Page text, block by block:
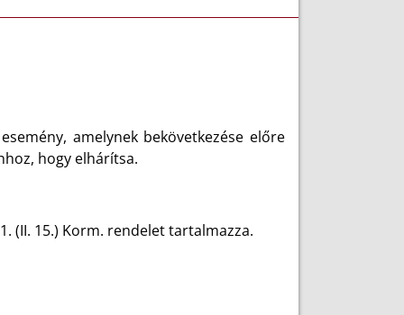
amelynek bekövetkezése előre
hogy elhárítsa.
(II. 15.) Korm. rendelet tartalmazza.